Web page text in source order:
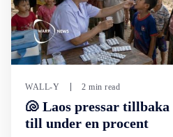
WALL-Y 2 min read
🐚 Laos pressar
till under en procent